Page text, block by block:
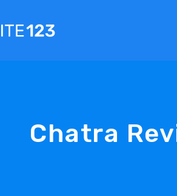
Chatra